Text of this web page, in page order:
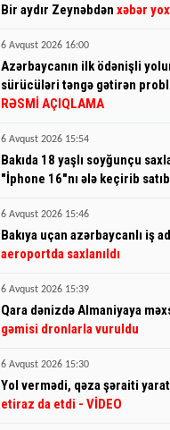
Bir aydır Zeynəbdən xəbər
6 Avqust 2026 16:00
Azərbaycanın ilk ödənişli
sürücüləri təngə gətirən
RƏSMİ AÇIQLAMA
6 Avqust 2026 15:54
Bakıda 18 yaşlı soyğunçu
"İphone 16"nı ələ keçirib
6 Avqust 2026 15:46
Bakıya uçan azərbaycanlı iş
aeroportda saxlanıldı
6 Avqust 2026 15:39
Qara dənizdə Almaniyaya
gəmisi dronlarla vuruldu
6 Avqust 2026 15:30
Yol vermədi, qəza şəraiti
etiraz da etdi - VİDEO